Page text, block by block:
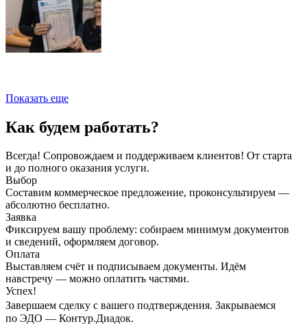
Показать еще
Как будем работать?
Всегда! Сопровождаем и поддерживаем клиентов! От старта
и до полного оказания услуги.
Выбор
Составим коммерческое предложение, проконсультируем —
абсолютно бесплатно.
Заявка
Фиксируем вашу проблему: собираем минимум документов
и сведений, оформляем договор.
Оплата
Выставляем счёт и подписываем документы. Идём
навстречу — можно оплатить частями.
Успех!
Завершаем сделку с вашего подтверждения. Закрываемся
по ЭДО — Контур.Диадок.